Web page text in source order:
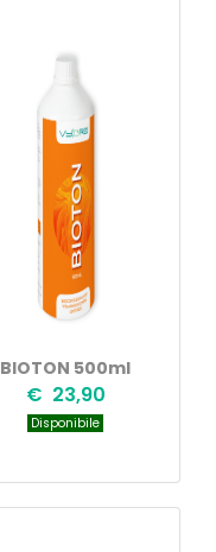
BIOTON 500ml
€ 23,90
Disponibile